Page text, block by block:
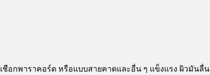
เชือกพาราคอร์ด หรือแบบสายคาดและอื่น ๆ แข็งแรง ผิวมันลื่น